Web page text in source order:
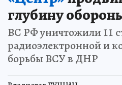
глубину
ВС РФ уничтожили 11
радиоэлектронной и
борьбы ВСУ в ДНР